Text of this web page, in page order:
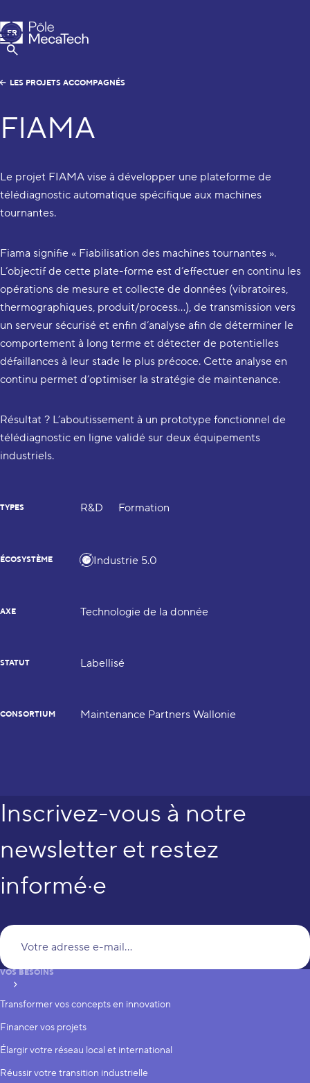
Pôle MecaTech
Menu
Afficher la Recherche
FR
EN
LES PROJETS ACCOMPAGNÉS
FIAMA
Le projet FIAMA vise à développer une plateforme de
télédiagnostic automatique spécifique aux machines
tournantes.
Fiama signifie « Fiabilisation des machines tournantes ».
L’objectif de cette plate-forme est d’effectuer en continu les
opérations de mesure et collecte de données (vibratoires,
thermographiques, produit/process…), de transmission vers
un serveur sécurisé et enfin d’analyse afin de déterminer le
comportement à long terme et détecter de potentielles
défaillances à leur stade le plus précoce. Cette analyse en
continu permet d’optimiser la stratégie de maintenance.
Résultat ? L’aboutissement à un prototype fonctionnel de
télédiagnostic en ligne validé sur deux équipements
industriels.
TYPES R&D Formation
ÉCOSYSTÈME Industrie 5.0
AXE Technologie de la donnée
STATUT Labellisé
CONSORTIUM Maintenance Partners Wallonie
Inscrivez-vous à notre
newsletter et restez
informé·e
S’inscrire
VOS BESOINS
Transformer vos concepts en innovation
Financer vos projets
Élargir votre réseau local et international
Réussir votre transition industrielle